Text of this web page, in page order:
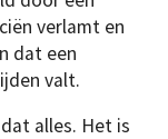
verlamt en
dat een
valt.
alles. Het is